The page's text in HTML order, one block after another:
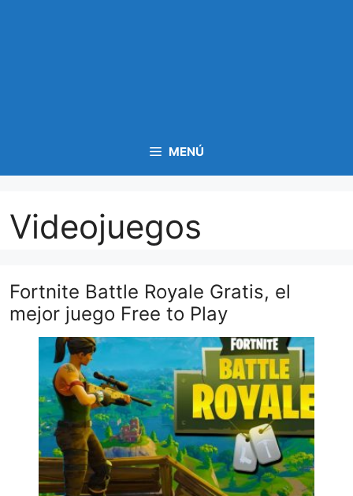
MENÚ
Videojuegos
Fortnite Battle Royale Gratis, el
mejor juego Free to Play